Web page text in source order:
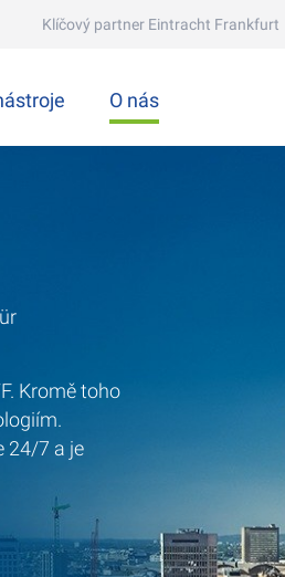
Klíčový partner Eintracht Frankfurt
O nás
Kromě toho
24/7 a je